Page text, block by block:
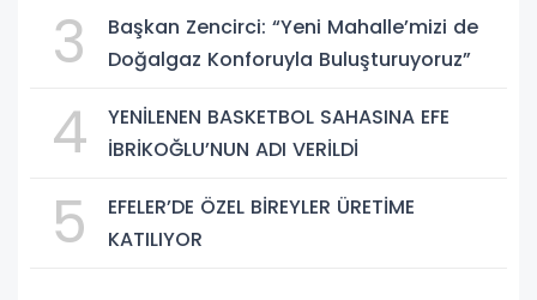
3
Başkan Zencirci: “Yeni Mahalle’mizi de
Doğalgaz Konforuyla Buluşturuyoruz”
4
YENİLENEN BASKETBOL SAHASINA EFE
İBRİKOĞLU’NUN ADI VERİLDİ
5
EFELER’DE ÖZEL BİREYLER ÜRETİME
KATILIYOR